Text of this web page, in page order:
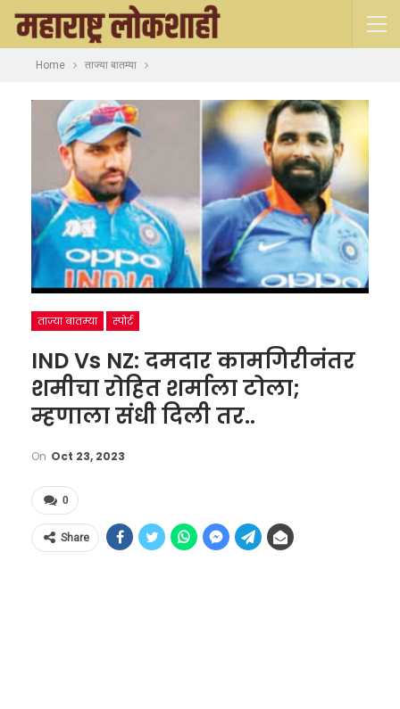
Home ताज्या बातम्या
ताज्या बातम्या स्पोर्ट
IND Vs NZ: दमदार कामगिरीनंतर
शमीचा रोहित शर्माला टोला;
म्हणाला संधी दिली तर..
On Oct 23, 2023
0
Share